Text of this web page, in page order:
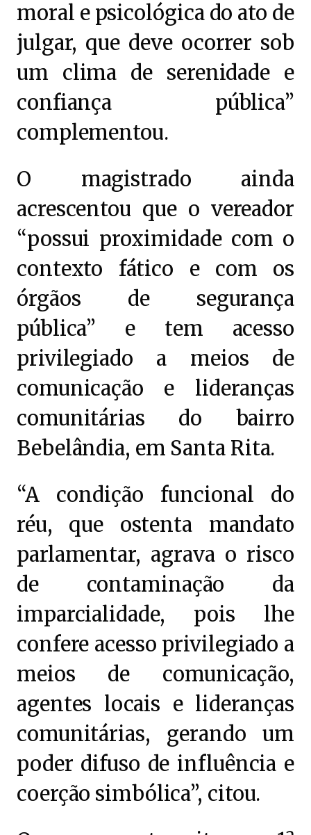
moral e psicológica do ato de
julgar, que deve ocorrer sob
um clima de serenidade e
confiança pública”
complementou.
O magistrado ainda
acrescentou que o vereador
“possui proximidade com o
contexto fático e com os
órgãos de segurança
pública” e tem acesso
privilegiado a meios de
comunicação e lideranças
comunitárias do bairro
Bebelândia, em Santa Rita.
“A condição funcional do
réu, que ostenta mandato
parlamentar, agrava o risco
de contaminação da
imparcialidade, pois lhe
confere acesso privilegiado a
meios de comunicação,
agentes locais e lideranças
comunitárias, gerando um
poder difuso de influência e
coerção simbólica”, citou.